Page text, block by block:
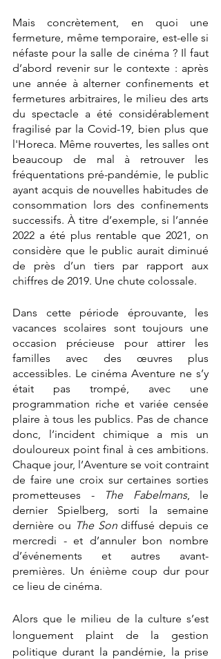
Mais concrètement, en quoi une
fermeture, même temporaire, est-elle si
néfaste pour la salle de cinéma ? Il faut
d’abord revenir sur le contexte : après
une année à alterner confinements et
fermetures arbitraires, le milieu des arts
du spectacle a été considérablement
fragilisé par la Covid-19, bien plus que
l'Horeca. Même rouvertes, les salles ont
beaucoup de mal à retrouver les
fréquentations pré-pandémie, le public
ayant acquis de nouvelles habitudes de
consommation lors des confinements
successifs. À titre d’exemple, si l’année
2022 a été plus rentable que 2021, on
considère que le public aurait diminué
de près d’un tiers par rapport aux
chiffres de 2019. Une chute colossale.
Dans cette période éprouvante, les
vacances scolaires sont toujours une
occasion précieuse pour attirer les
familles avec des œuvres plus
accessibles. Le cinéma Aventure ne s’y
était pas trompé, avec une
programmation riche et variée censée
plaire à tous les publics. Pas de chance
donc, l’incident chimique a mis un
douloureux point final à ces ambitions.
Chaque jour, l’Aventure se voit contraint
de faire une croix sur certaines sorties
prometteuses -
The Fabelmans, le
dernier Spielberg, sorti la semaine
dernière ou The Son diffusé depuis ce
mercredi - et d’annuler bon nombre
d’événements et autres avant-
premières. Un énième coup dur pour
ce lieu de cinéma.
Alors que le milieu de la culture s’est
longuement plaint de la gestion
politique durant la pandémie, la prise